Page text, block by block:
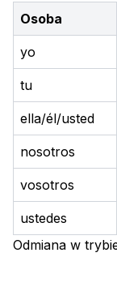
Osoba
yo
tu
ella/él/usted
nosotros
vosotros
ustedes
Odmiana w